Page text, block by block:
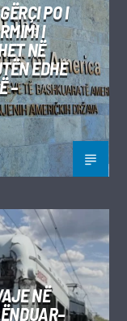
PO I
I
NË
EDHE
–
NË